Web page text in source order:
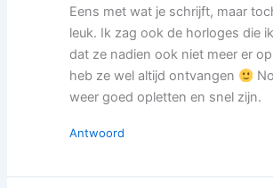
Eens met wat je schrijft, maar
leuk. Ik zag ook de horloges die
dat ze nadien ook niet meer er
heb ze wel altijd ontvangen
weer goed opletten en snel zijn.
Antwoord